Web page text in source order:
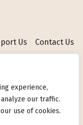
experience,
our traffic.
use of cookies.
Us Contact Us
Rights Reserved